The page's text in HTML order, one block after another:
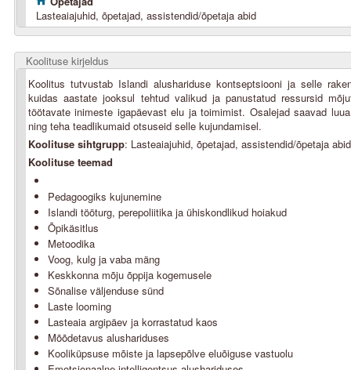
Lasteaiajuhid, õpetajad, assistendid/õpetaja abid
Koolituse kirjeldus
Koolitus tutvustab Islandi alushariduse kontseptsiooni ja selle
kuidas aastate jooksul tehtud valikud ja panustatud ressursid
töötavate inimeste igapäevast elu ja toimimist. Osalejad saavad
ning teha teadlikumaid otsuseid selle kujundamisel.
Koolituse sihtgrupp: Lasteaiajuhid, õpetajad, assistendid/õpetaja abid
Koolituse teemad
Pedagoogiks kujunemine
Islandi tööturg, perepoliitika ja ühiskondlikud hoiakud
Õpikäsitlus
Metoodika
Voog, kulg ja vaba mäng
Keskkonna mõju õppija kogemusele
Sõnalise väljenduse sünd
Laste looming
Lasteaia argipäev ja korrastatud kaos
Mõõdetavus alushariduses
Kooliküpsuse mõiste ja lapsepõlve eluõiguse vastuolu